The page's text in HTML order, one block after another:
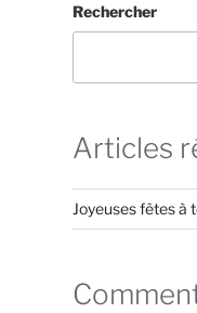
Rechercher
Articles
Joyeuses fêtes à